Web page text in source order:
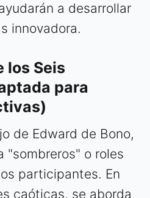
a desarrollar
innovadora.
los Seis
para
de Edward de Bono,
"sombreros" o roles
participantes. En
caóticas, se aborda